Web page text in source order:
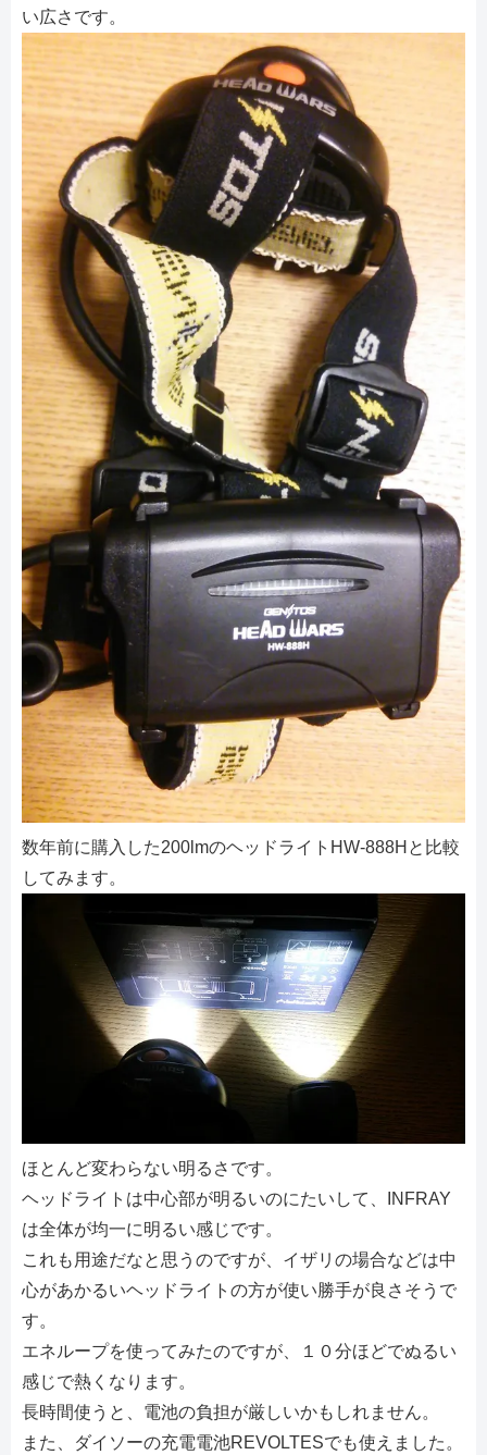
い広さです。
数年前に購入した200lmのヘッドライトHW-888Hと比較
してみます。
ほとんど変わらない明るさです。
ヘッドライトは中心部が明るいのにたいして、INFRAY
は全体が均一に明るい感じです。
これも用途だなと思うのですが、イザリの場合などは中
心があかるいヘッドライトの方が使い勝手が良さそうで
す。
エネループを使ってみたのですが、１０分ほどでぬるい
感じで熱くなります。
長時間使うと、電池の負担が厳しいかもしれません。
また、ダイソーの充電電池REVOLTESでも使えました。